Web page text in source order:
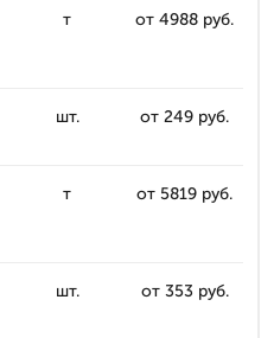
т от 4988 руб.
шт. от 249 руб.
т от 5819 руб.
шт. от 353 руб.